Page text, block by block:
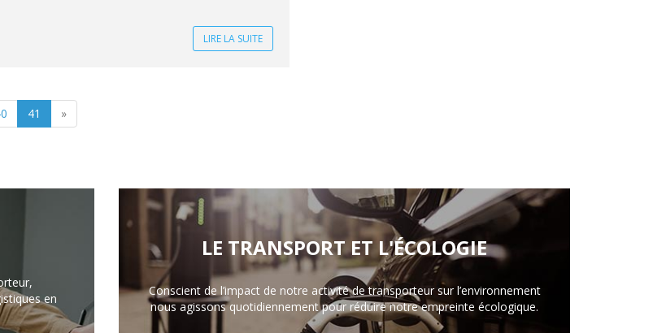
LIRE LA SUITE
41 »
en
LE TRANSPORT ET L'ÉCOLOGIE
Conscient de l’impact de notre activité de transporteur sur l’environnement
nous agissons quotidiennement pour réduire notre empreinte écologique.